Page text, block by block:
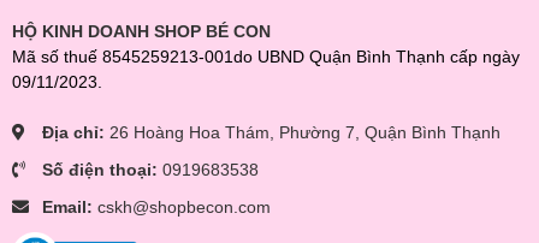
HỘ KINH DOANH SHOP BÉ CON
Mã số thuế 8545259213-001do UBND Quận Bình Thạnh cấp ngày
09/11/2023.
Địa chỉ: 26 Hoàng Hoa Thám, Phường 7, Quận Bình Thạnh
Số điện thoại: 0919683538
Email: cskh@shopbecon.com